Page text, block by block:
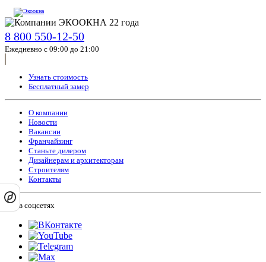
8 800 550-12-50
Ежедневно с 09:00 до 21:00
Узнать стоимость
Бесплатный замер
О компании
Новости
Вакансии
Франчайзинг
Станьте дилером
Дизайнерам и архитекторам
Строителям
Контакты
Мы в соцсетях